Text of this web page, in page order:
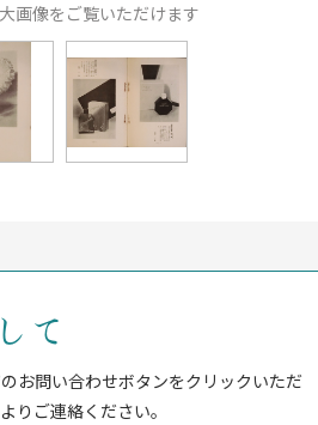
画像をご覧いただけます
て
お問い合わせボタンをクリックいただ
りご連絡ください。